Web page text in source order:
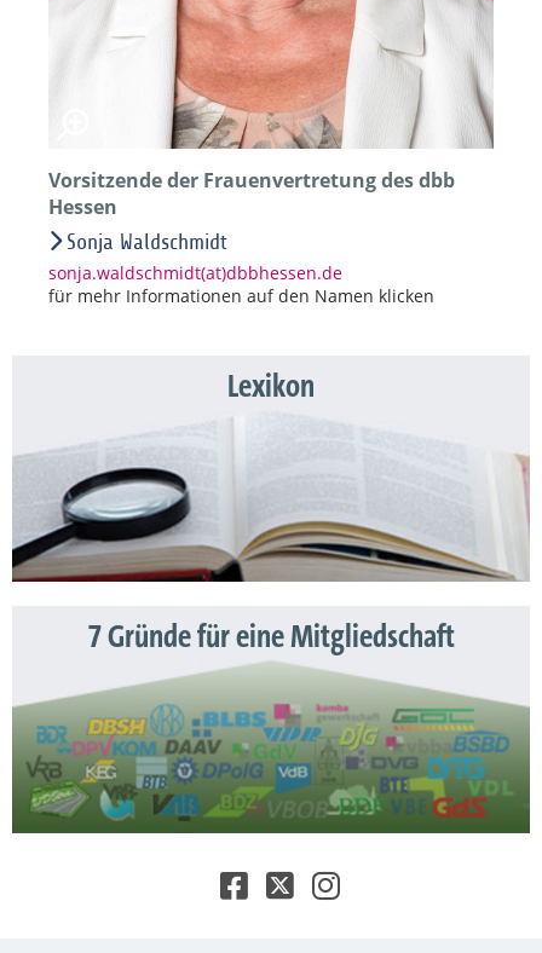
Vorsitzende der Frauenvertretung des dbb
Hessen
Sonja Waldschmidt
sonja.waldschmidt(at)dbbhessen.de
für mehr Informationen auf den Namen klicken
Lexikon
7 Gründe für eine Mitgliedschaft